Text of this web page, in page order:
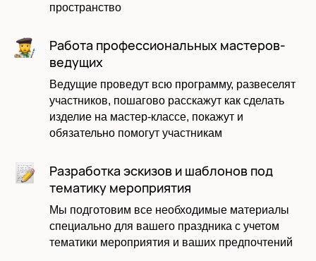
пространство
Работа профессиональных мастеров-
ведущих
Ведущие проведут всю программу, развеселят
участников, пошагово расскажут как сделать
изделие на мастер-классе, покажут и
обязательно помогут участникам
Разработка эскизов и шаблонов под
тематику мероприятия
Мы подготовим все необходимые материалы
специально для вашего праздника с учетом
тематики мероприятия и ваших предпочтений